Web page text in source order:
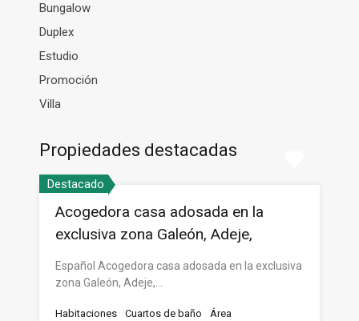
Bungalow
Duplex
Estudio
Promoción
Villa
Propiedades destacadas
Destacado
Acogedora casa adosada en la
exclusiva zona Galeón, Adeje,
Español Acogedora casa adosada en la exclusiva
zona Galeón, Adeje,…
Habitaciones
Cuartos de baño
Área